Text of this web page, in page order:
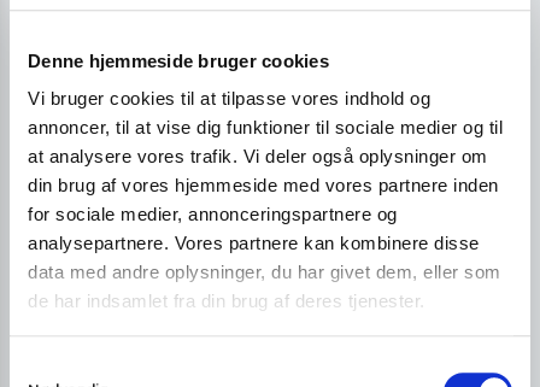
Denne hjemmeside bruger cookies
Vi bruger cookies til at tilpasse vores indhold og
annoncer, til at vise dig funktioner til sociale medier og til
at analysere vores trafik. Vi deler også oplysninger om
din brug af vores hjemmeside med vores partnere inden
for sociale medier, annonceringspartnere og
analysepartnere. Vores partnere kan kombinere disse
data med andre oplysninger, du har givet dem, eller som
de har indsamlet fra din brug af deres tjenester.
Ginger)
FEBRUAR 18, 2022 — ANHDU VU
Forfatteren bag indlægget